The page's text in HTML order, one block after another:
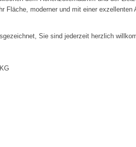
Fläche, moderner und mit einer exzellenten
Sie sind jederzeit herzlich